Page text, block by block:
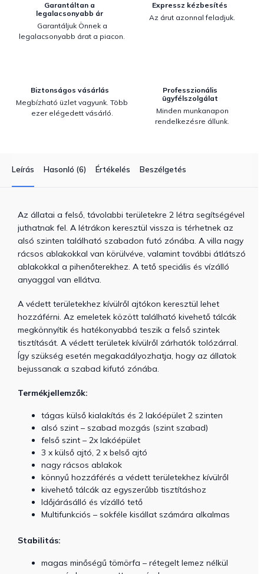
Garantáltan a
legalacsonyabb ár
Garantáljuk Önnek a
legalacsonyabb árat a piacon.
Expressz kézbesítés
Az árut azonnal feladjuk.
Biztonságos vásárlás
Megbízható üzlet vagyunk. Több
ezer elégedett vásárló.
Professzionális
ügyfélszolgálat
Minden munkanapon
rendelkezésre állunk.
Leírás Hasonló (6) Értékelés Beszélgetés
Az állatai a felső, távolabbi területekre 2 létra segítségével
juthatnak fel. A létrákon keresztül vissza is térhetnek az
alsó szinten található szabadon futó zónába. A villa nagy
rácsos ablakokkal van körülvéve, valamint további átlátszó
ablakokkal a pihenőterekhez. A tető speciális és vízálló
anyaggal van ellátva.
A védett területekhez kívülről ajtókon keresztül lehet
hozzáférni. Az emeletek között található kivehető tálcák
megkönnyítik és hatékonyabbá teszik a felső szintek
tisztítását. A védett területek kívülről zárhatók tolózárral.
Így szükség esetén megakadályozhatja, hogy az állatok
bejussanak a szabad kifutó zónába.
Termékjellemzők:
tágas külső kialakítás és 2 lakóépület 2 szinten
alsó szint – szabad mozgás (szint szabad)
felső szint – 2x lakóépület
3 x külső ajtó, 2 x belső ajtó
nagy rácsos ablakok
könnyű hozzáférés a védett területekhez kívülről
kivehető tálcák az egyszerűbb tisztításhoz
Időjárásálló és vízálló tető
Multifunkciós – sokféle kisállat számára alkalmas
Stabilitás:
magas minőségű tömörfa – rétegelt lemez nélkül